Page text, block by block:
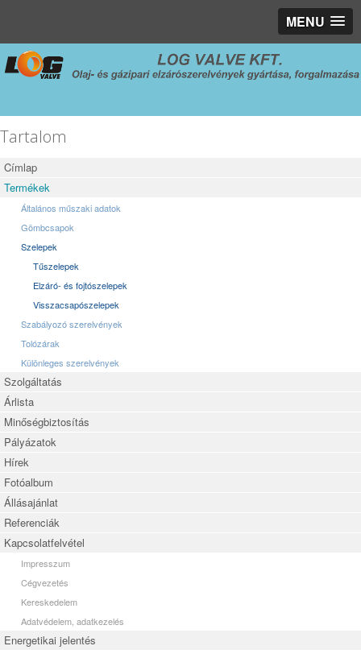
MENU
Tartalom
Címlap
Termékek
Általános műszaki adatok
Gömbcsapok
Szelepek
Tűszelepek
Elzáró- és fojtószelepek
Visszacsapószelepek
Szabályozó szerelvények
Tolózárak
Különleges szerelvények
Szolgáltatás
Árlista
Minőségbiztosítás
Pályázatok
Hírek
Fotóalbum
Állásajánlat
Referenciák
Kapcsolatfelvétel
Impresszum
Cégvezetés
Kereskedelem
Adatvédelem, adatkezelés
Energetikai jelentés